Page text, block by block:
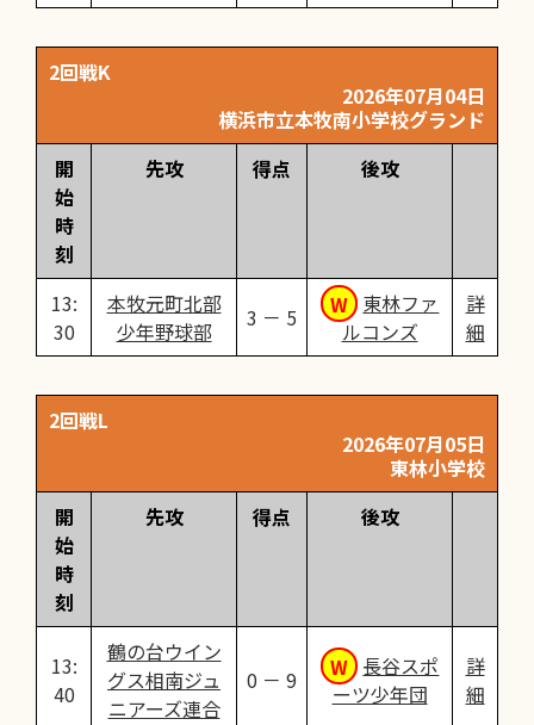
2回戦K
2026年07月04日
横浜市立本牧南小学校グランド
開
始
時
刻
先攻 得点 後攻
13:
30
本牧元町北部
少年野球部
3 － 5
東林ファ
ルコンズ
詳
細
2回戦L
2026年07月05日
東林小学校
開
始
時
刻
先攻 得点 後攻
13:
40
鶴の台ウイン
グス相南ジュ
ニアーズ連合
0 － 9
長谷スポ
ーツ少年団
詳
細